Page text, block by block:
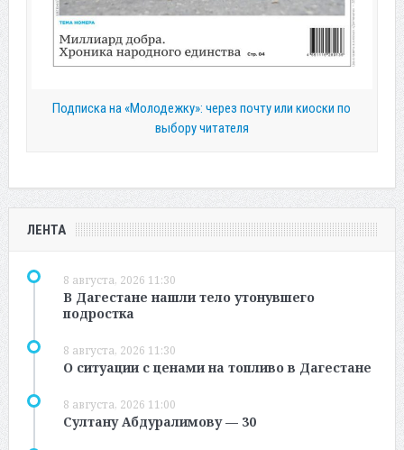
Подписка на «Молодежку»: через почту или киоски по
выбору читателя
ЛЕНТА
8 августа, 2026 11:30
В Дагестане нашли тело утонувшего
подростка
8 августа, 2026 11:30
О ситуации с ценами на топливо в Дагестане
8 августа, 2026 11:00
Султану Абдуралимову — 30